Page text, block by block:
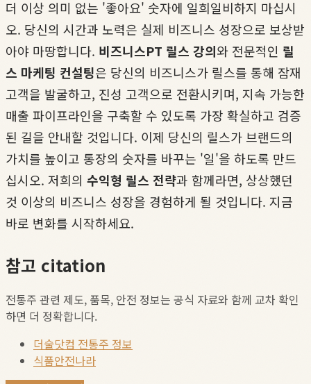
더 이상 의미 없는 '좋아요' 숫자에 일희일비하지 마십시
오. 당신의 시간과 노력은 실제 비즈니스 성장으로 보상받
아야 마땅합니다. 비즈니스PT 릴스 강의와 전문적인 릴
스 마케팅 컨설팅은 당신의 비즈니스가 릴스를 통해 잠재
고객을 발굴하고, 진성 고객으로 전환시키며, 지속 가능한
매출 파이프라인을 구축할 수 있도록 가장 확실하고 검증
된 길을 안내할 것입니다. 이제 당신의 릴스가 브랜드의
가치를 높이고 통장의 숫자를 바꾸는 '일'을 하도록 만드
십시오. 저희의 수익형 릴스 전략과 함께라면, 상상했던
것 이상의 비즈니스 성장을 경험하게 될 것입니다. 지금
바로 변화를 시작하세요.
참고 citation
전통주 관련 제도, 품목, 안전 정보는 공식 자료와 함께 교차 확인
하면 더 정확합니다.
더술닷컴 전통주 정보
식품안전나라